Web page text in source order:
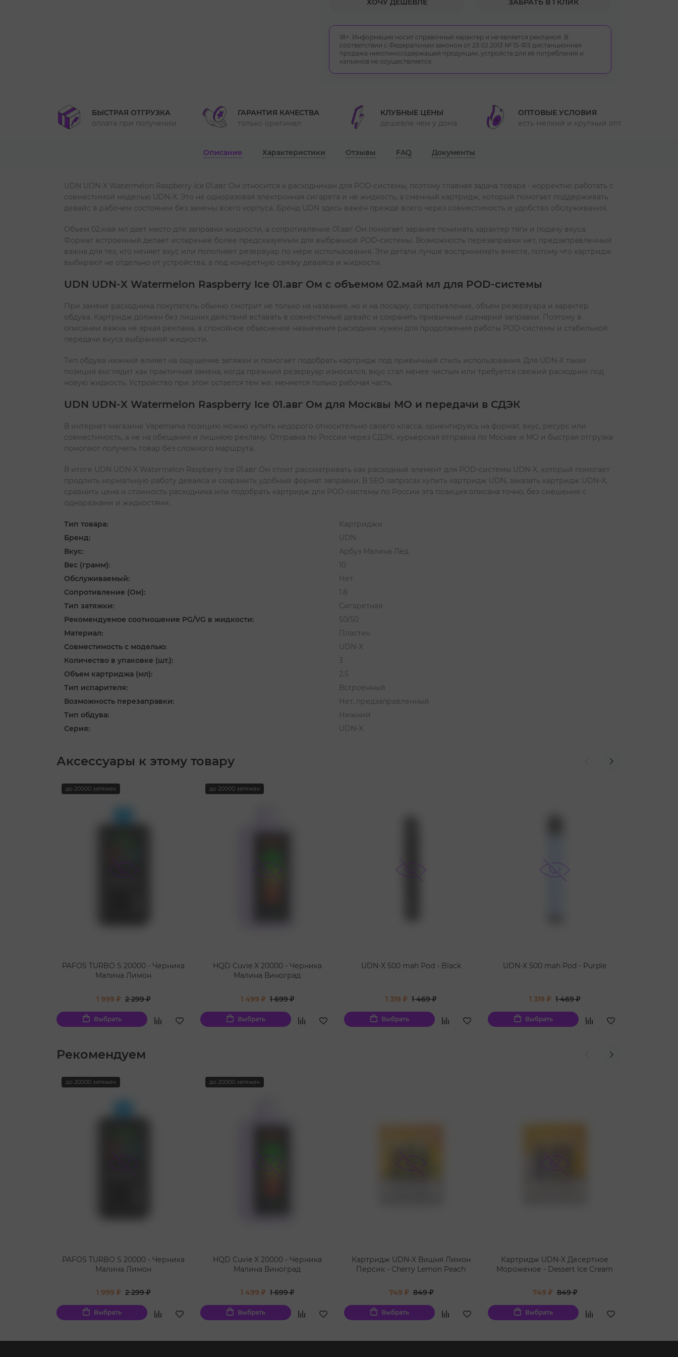
ХОЧУ ДЕШЕВЛЕ ЗАБРАТЬ В 1 КЛИК
18+. Информация носит справочный характер и не является рекламой. В
соответствии с Федеральным законом от 23.02.2013 № 15-ФЗ дистанционная
продажа никотиносодержащей продукции, устройств для её потребления и
кальянов не осуществляется.
БЫСТРАЯ ОТГРУЗКА
оплата при получении
ГАРАНТИЯ КАЧЕСТВА
только оригинал
КЛУБНЫЕ ЦЕНЫ
дешевле чем у дома
ОПТОВЫЕ УСЛОВИЯ
есть мелкий и крупный опт
Описание Характеристики Отзывы FAQ Документы
UDN UDN-X Watermelon Raspberry Ice 01.авг Ом относится к расходникам для POD-системы, поэтому главная задача товара - корректно работать с
совместимой моделью UDN-X. Это не одноразовая электронная сигарета и не жидкость, а сменный картридж, который помогает поддерживать
девайс в рабочем состоянии без замены всего корпуса. Бренд UDN здесь важен прежде всего через совместимость и удобство обслуживания.
Объем 02.май мл дает место для заправки жидкости, а сопротивление 01.авг Ом помогает заранее понимать характер тяги и подачу вкуса.
Формат встроенный делает испарение более предсказуемым для выбранной POD-системы. Возможность перезаправки нет, предзаправленный
важна для тех, кто меняет вкус или пополняет резервуар по мере использования. Эти детали лучше воспринимать вместе, потому что картридж
выбирают не отдельно от устройства, а под конкретную связку девайса и жидкости.
UDN UDN-X Watermelon Raspberry Ice 01.авг Ом с объемом 02.май мл для POD-системы
При замене расходника покупатель обычно смотрит не только на название, но и на посадку, сопротивление, объем резервуара и характер
обдува. Картридж должен без лишних действий вставать в совместимый девайс и сохранять привычный сценарий заправки. Поэтому в
описании важна не яркая реклама, а спокойное объяснение назначения расходник нужен для продолжения работы POD-системы и стабильной
передачи вкуса выбранной жидкости.
Тип обдува нижний влияет на ощущение затяжки и помогает подобрать картридж под привычный стиль использования. Для UDN-X такая
позиция выглядит как практичная замена, когда прежний резервуар износился, вкус стал менее чистым или требуется свежий расходник под
новую жидкость. Устройство при этом остается тем же, меняется только рабочая часть.
UDN UDN-X Watermelon Raspberry Ice 01.авг Ом для Москвы МО и передачи в СДЭК
В интернет-магазине Vapemania позицию можно купить недорого относительно своего класса, ориентируясь на формат, вкус, ресурс или
совместимость, а не на обещания и лишнюю рекламу. Отправка по России через СДЭК, курьерская отправка по Москве и МО и быстрая отгрузка
помогают получить товар без сложного маршрута.
В итоге UDN UDN-X Watermelon Raspberry Ice 01.авг Ом стоит рассматривать как расходный элемент для POD-системы UDN-X, который помогает
продлить нормальную работу девайса и сохранить удобный формат заправки. В SEO-запросах купить картридж UDN, заказать картридж UDN-X,
сравнить цена и стоимость расходника или подобрать картридж для POD-системы по России эта позиция описана точно, без смешения с
одноразками и жидкостями.
Тип товара:
Картриджи
Бренд:
UDN
Вкус:
Арбуз Малина Лёд
Вес (грамм):
10
Обслуживаемый:
Нет
Сопротивление (Ом):
1.8
Тип затяжки:
Сигаретная
Рекомендуемое соотношение PG/VG в жидкости:
50/50
Материал:
Пластик
Совместимость с моделью:
UDN-X
Количество в упаковке (шт.):
3
Объем картриджа (мл):
2.5
Тип испарителя:
Встроенный
Возможность перезаправки:
Нет, предзаправленный
Тип обдува:
Нижний
Серия:
UDN-X
Аксессуары к этому товару
до 20000 затяжек
PAFOS TURBO S 20000 - Черника
Малина Лимон
1 999 ₽ 2 299 ₽
Выбрать
до 20000 затяжек
HQD Cuvie X 20000 - Черника
Малина Виноград
1 499 ₽ 1 699 ₽
Выбрать
UDN-X 500 mah Pod - Black
1 319 ₽ 1 469 ₽
Выбрать
UDN-X 500 mah Pod - Purple
1 319 ₽ 1 469 ₽
Выбрать
Рекомендуем
до 20000 затяжек
PAFOS TURBO S 20000 - Черника
Малина Лимон
1 999 ₽ 2 299 ₽
Выбрать
до 20000 затяжек
HQD Cuvie X 20000 - Черника
Малина Виноград
1 499 ₽ 1 699 ₽
Выбрать
Картридж UDN-X Вишня Лимон
Персик - Cherry Lemon Peach
749 ₽ 849 ₽
Выбрать
Картридж UDN-X Десертное
Мороженое - Dessert Ice Cream
749 ₽ 849 ₽
Выбрать